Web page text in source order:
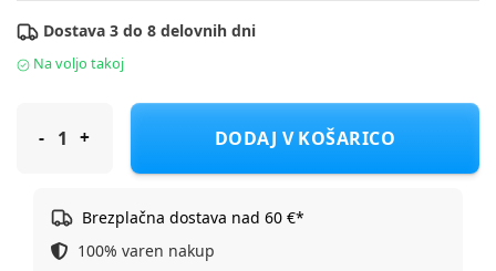
Dostava 3 do 8 delovnih dni
Na voljo takoj
Icepeak ski jakna DR LINDLEY JR D Roza 122
DODAJ V KOŠARICO
Brezplačna dostava nad 60 €*
100% varen nakup